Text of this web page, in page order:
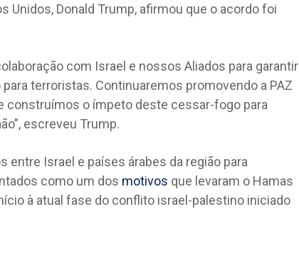
Unidos, Donald Trump, afirmou que o acordo foi
com Israel e nossos Aliados para garantir
terroristas. Continuaremos promovendo a PAZ
construímos o ímpeto deste cessar-fogo para
escreveu Trump.
Israel e países árabes da região para
como um dos motivos que levaram o Hamas
à atual fase do conflito israel-palestino iniciado